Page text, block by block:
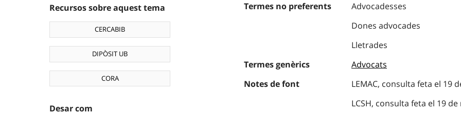
Recursos sobre aquest tema
CERCABIB
DIPÒSIT UB
CORA
Desar com
Termes no preferents
Advocadesses
Dones advocades
Lletrades
Termes genèrics
Advocats
Notes de font
LEMAC, consulta feta el 19
LCSH, consulta feta el 19